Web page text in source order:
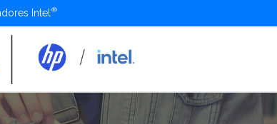
Intel